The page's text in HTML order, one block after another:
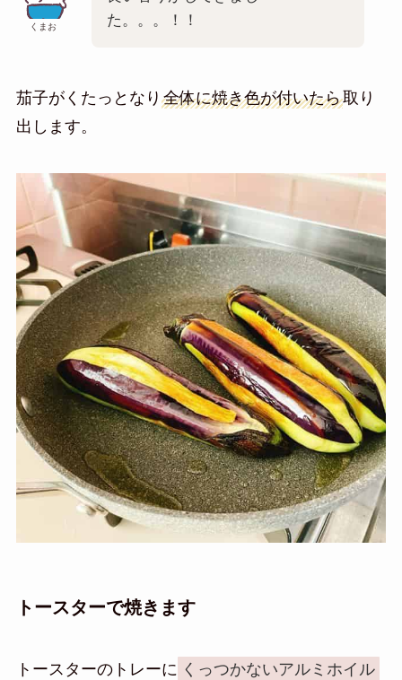
くまお
た。。。！！
茄子がくたっとなり 全体に焼き色が付いたら取り
出します。
トースターで焼きます
トースターのトレーに くっつかないアルミホイル